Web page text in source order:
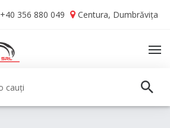
+40 356 880 049 Centura, Dumbrăvița